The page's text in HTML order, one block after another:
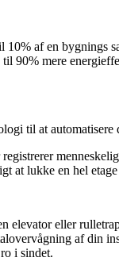
af en bygnings
90% mere
til at automatisere
at lukke en hel
elevator eller
af din
i sindet.